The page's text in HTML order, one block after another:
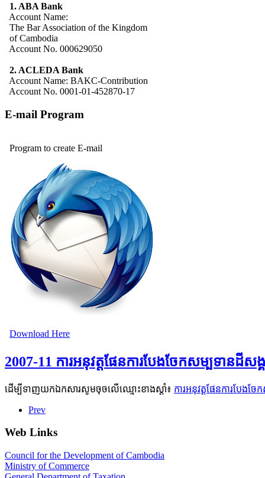
1. ABA Bank
Account Name:
The Bar Association of the Kingdom
of Cambodia
Account No. 000629050
2. ACLEDA Bank
Account Name: BAKC-Contribution
Account No. 0001-01-452870-17
E-mail Program
Program to create E-mail
Download Here
2007-11 ការអនុវត្តផែនការបែងចែកសម្បទានដីស
ដើម្បីទាញយកឯកសារសូមចុចលើឈ្មោះខាងស្តាំ៖ ការអនុវត្តផែនការបែង
Prev
Web Links
Council for the Development of Cambodia
Ministry of Commerce